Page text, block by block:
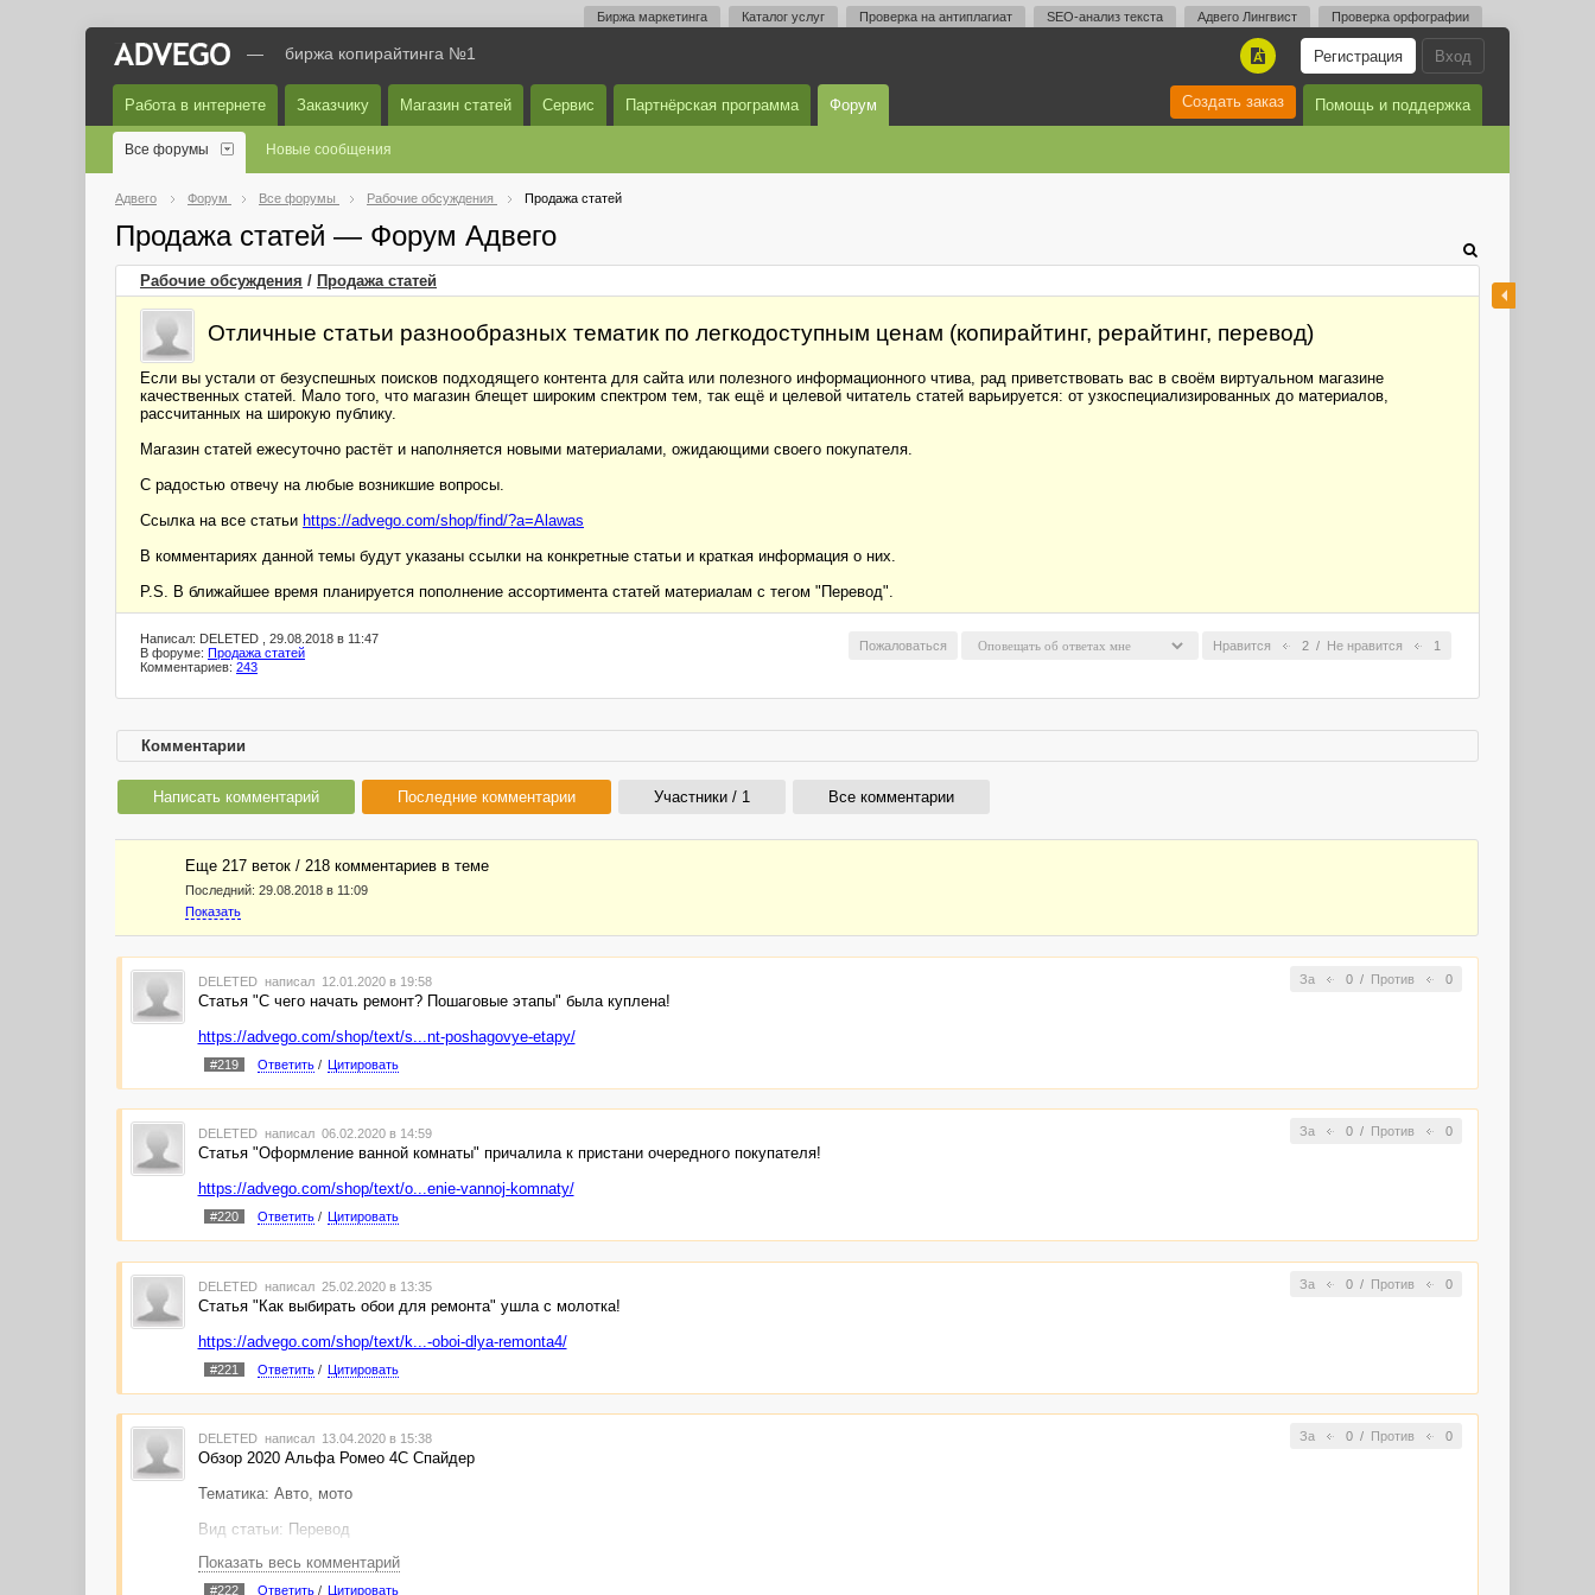
Биржа маркетинга Каталог услуг Проверка на антиплагиат SEO-анализ текста Адвего Лингвист Проверка орфографии
Вход
Регистрация
A
— биржа копирайтинга №1
Работа в интернете Заказчику Магазин статей Сервис Партнёрская программа Форум Помощь и поддержка
Создать заказ
Все форумы Новые сообщения
Адвего Форум Все форумы Рабочие обсуждения Продажа статей
Продажа статей — Форум Адвего
Рабочие обсуждения / Продажа статей
Отличные статьи разнообразных тематик по легкодоступным ценам (копирайтинг, рерайтинг, перевод)
Если вы устали от безуспешных поисков подходящего контента для сайта или полезного информационного чтива, рад приветствовать вас в своём виртуальном магазине
качественных статей. Мало того, что магазин блещет широким спектром тем, так ещё и целевой читатель статей варьируется: от узкоспециализированных до материалов,
рассчитанных на широкую публику.
Магазин статей ежесуточно растёт и наполняется новыми материалами, ожидающими своего покупателя.
С радостью отвечу на любые возникшие вопросы.
Ссылка на все статьи https://advego.com/shop/find/?a=Alawas
В комментариях данной темы будут указаны ссылки на конкретные статьи и краткая информация о них.
P.S. В ближайшее время планируется пополнение ассортимента статей материалам с тегом "Перевод".
Нравится 2 / Не нравится 1
Пожаловаться
Написал: DELETED , 29.08.2018 в 11:47
В форуме: Продажа статей
Комментариев: 243
Комментарии
Написать комментарий Последние комментарии Участники / 1 Все комментарии
Еще 217 веток / 218 комментариев в темe
Последний: 29.08.2018 в 11:09
Показать
За 0/ Против 0
DELETED написал 12.01.2020 в 19:58
Статья "С чего начать ремонт? Пошаговые этапы" была куплена!
https://advego.com/shop/text/s...nt-poshagovye-etapy/
#219 Ответить/ Цитировать
За 0/ Против 0
DELETED написал 06.02.2020 в 14:59
Статья "Оформление ванной комнаты" причалила к пристани очередного покупателя!
https://advego.com/shop/text/o...enie-vannoj-komnaty/
#220 Ответить/ Цитировать
За 0/ Против 0
DELETED написал 25.02.2020 в 13:35
Статья "Как выбирать обои для ремонта" ушла с молотка!
https://advego.com/shop/text/k...-oboi-dlya-remonta4/
#221 Ответить/ Цитировать
За 0/ Против 0
DELETED написал 13.04.2020 в 15:38
Обзор 2020 Альфа Ромео 4C Спайдер
Тематика: Авто, мото
Вид статьи: Перевод
Качественный перевод зарубежной статьи с английского на русский. Имеются подзаголовки, маркированные списки, а также
разбивка на абзацы.
Показать весь комментарий
#222 Ответить/ Цитировать